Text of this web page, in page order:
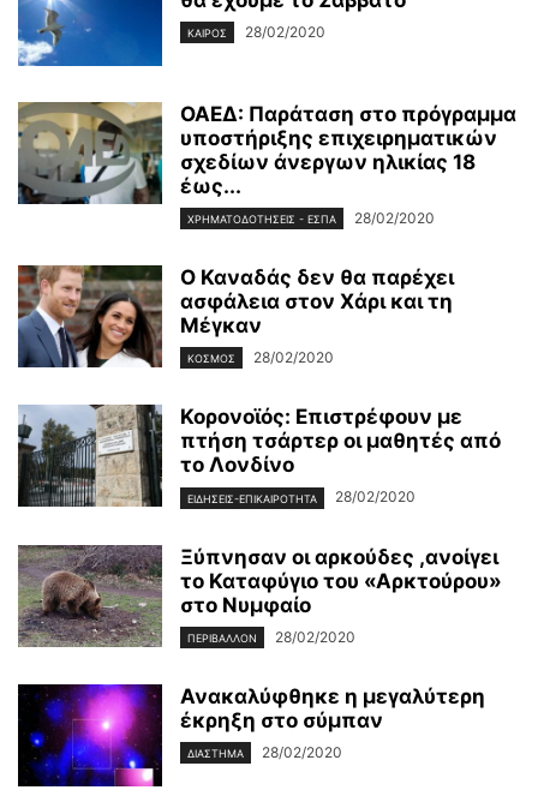
ΚΑΙΡΌΣ 28/02/2020
ΟΑΕΔ: Παράταση στο πρόγραμμα
υποστήριξης επιχειρηματικών
σχεδίων άνεργων ηλικίας 18
έως...
ΧΡΗΜΑΤΟΔΟΤΉΣΕΙΣ - ΕΣΠΑ 28/02/2020
Ο Καναδάς δεν θα παρέχει
ασφάλεια στον Χάρι και τη
Μέγκαν
ΚΌΣΜΟΣ 28/02/2020
Κορονοϊός: Επιστρέφουν με
πτήση τσάρτερ οι μαθητές από
το Λονδίνο
ΕΙΔΉΣΕΙΣ-ΕΠΙΚΑΙΡΌΤΗΤΑ 28/02/2020
Ξύπνησαν οι αρκούδες ,ανοίγει
το Καταφύγιο του «Αρκτούρου»
στο Νυμφαίο
ΠΕΡΙΒΆΛΛΟΝ 28/02/2020
Ανακαλύφθηκε η μεγαλύτερη
έκρηξη στο σύμπαν
ΔΙΆΣΤΗΜΑ 28/02/2020